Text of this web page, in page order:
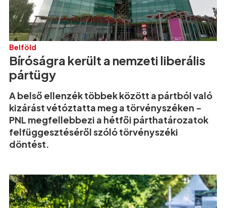
Belföld
Bíróságra került a nemzeti liberális
pártügy
A belső ellenzék többek között a pártból való
kizárást vétóztatta meg a törvényszéken -
PNL megfellebbezi a hétfői párthatározatok
felfüggesztéséről szóló törvényszéki
döntést.